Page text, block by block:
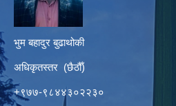
भुम बहादुर बुढाथोकी
अधिकृतस्तर (छैठौँ)
+९७७-९८४४३०२२३०